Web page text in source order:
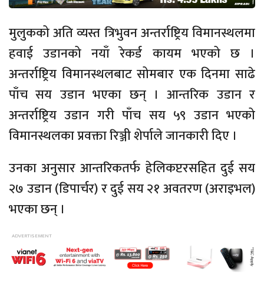
मुलुकको अति व्यस्त त्रिभुवन अन्तर्राष्ट्रिय विमानस्थलमा
हवाई उडानको नयाँ रेकर्ड कायम भएको छ ।
अन्तर्राष्ट्रिय विमानस्थलबाट सोमबार एक दिनमा साढे
पाँच सय उडान भएका छन् । आन्तरिक उडान र
अन्तर्राष्ट्रिय उडान गरी पाँच सय ५९ उडान भएको
विमानस्थलका प्रवक्ता रिञ्जी शेर्पाले जानकारी दिए ।
उनका अनुसार आन्तरिकतर्फ हेलिकप्टरसहित दुई सय
२७ उडान (डिपार्चर) र दुई सय २१ अवतरण (अराइभल)
भएका छन् ।